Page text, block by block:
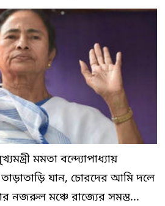
মমতা বন্দ্যোপাধ্যায়
যান, চোরদের আমি দলে
নজরুল মঞ্চে রাজ্যের সমস্ত...